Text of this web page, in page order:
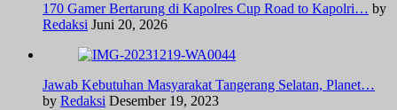
170 Gamer Bertarung di Kapolres Cup Road to Kapolri… by
Redaksi Juni 20, 2026
Jawab Kebutuhan Masyarakat Tangerang Selatan, Planet…
by Redaksi Desember 19, 2023